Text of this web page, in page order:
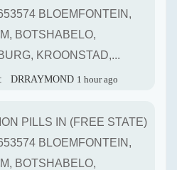
BLOEMFONTEIN,
BOTSHABELO,
KROONSTAD,...
: DRRAYMOND 1 hour ago
PILLS IN (FREE STATE)
BLOEMFONTEIN,
BOTSHABELO,